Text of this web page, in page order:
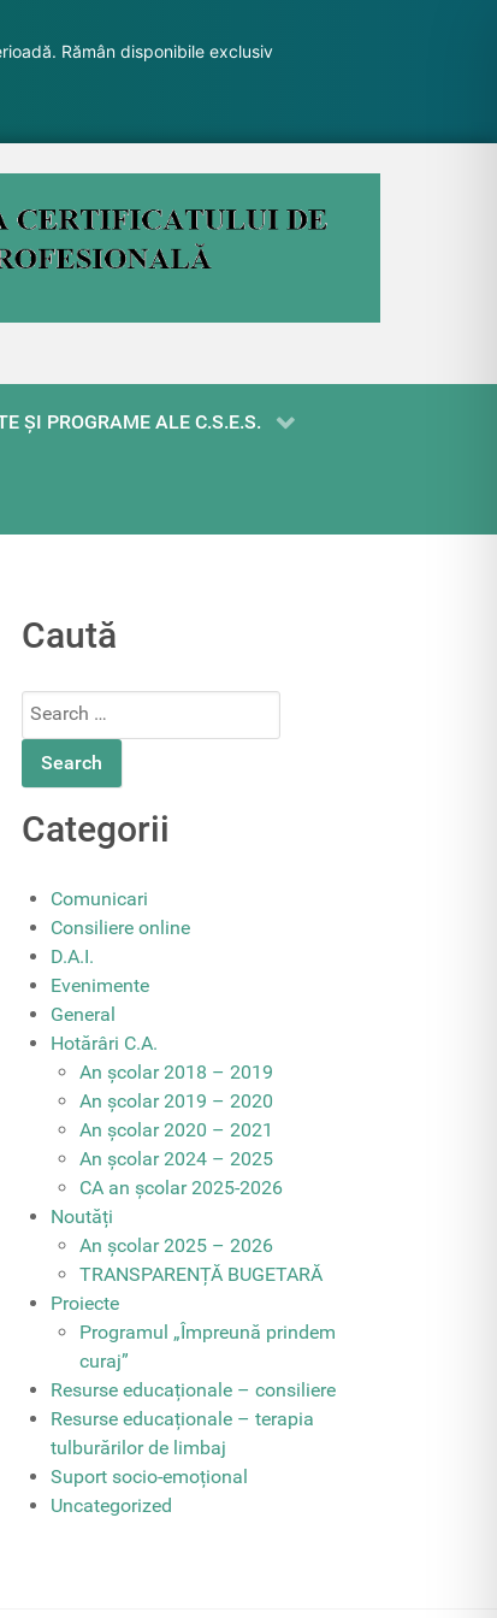
Rămân disponibile exclusiv
ŞI PROGRAME ALE C.S.E.S.
Caută
Search
Categorii
Comunicari
Consiliere online
D.A.I.
Evenimente
General
Hotărâri C.A.
An școlar 2018 – 2019
An școlar 2019 – 2020
An școlar 2020 – 2021
An școlar 2024 – 2025
CA an școlar 2025-2026
Noutăți
An școlar 2025 – 2026
TRANSPARENȚĂ BUGETARĂ
Proiecte
Programul „Împreună prindem
curaj”
Resurse educaționale – consiliere
Resurse educaționale – terapia
tulburărilor de limbaj
Suport socio-emoțional
Uncategorized